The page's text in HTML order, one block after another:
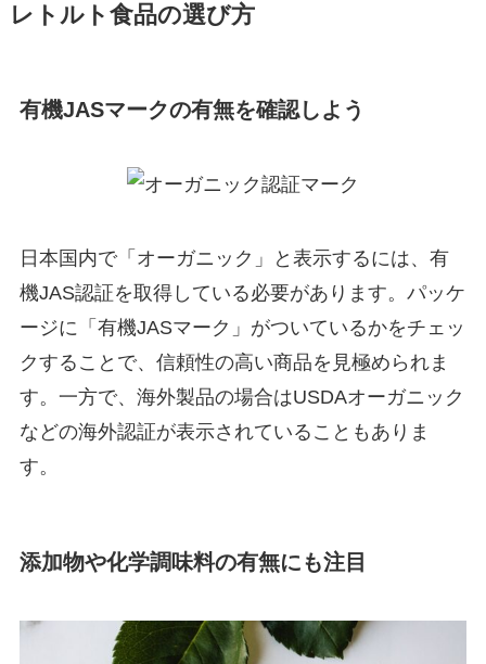
レトルト食品の選び方
有機JASマークの有無を確認しよう
日本国内で「オーガニック」と表示するには、有
機JAS認証を取得している必要があります。パッケ
ージに「有機JASマーク」がついているかをチェッ
クすることで、信頼性の高い商品を見極められま
す。一方で、海外製品の場合はUSDAオーガニック
などの海外認証が表示されていることもありま
す。
添加物や化学調味料の有無にも注目